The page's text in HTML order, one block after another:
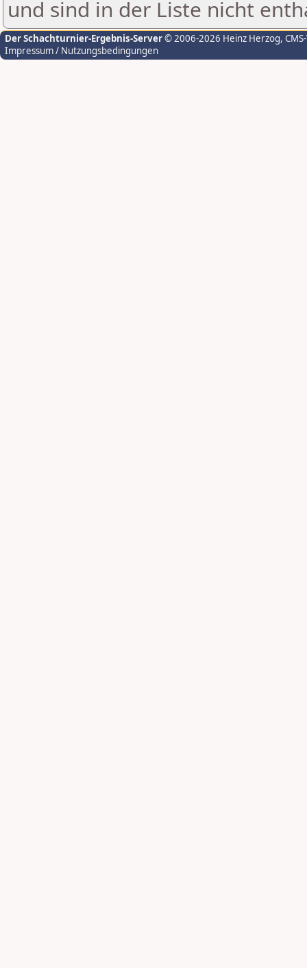
und sind in der Liste nicht
Der Schachturnier-Ergebnis-Server© 2006-2026 Heinz Herzog,
Impressum / Nutzungsbedingungen